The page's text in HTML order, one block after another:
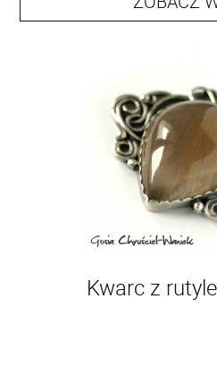
Kwarc z